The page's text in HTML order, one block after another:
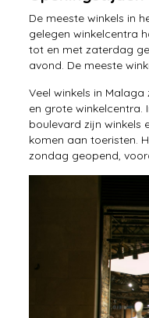
De meeste winkels in
gelegen winkelcentra
tot en met zaterdag
avond. De meeste
Veel winkels in
en grote winkelcentra.
boulevard zijn
komen aan toeristen.
zondag geopend,